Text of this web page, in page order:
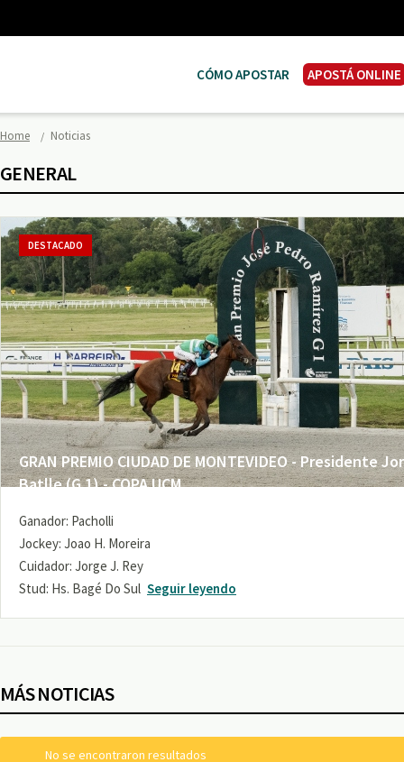
CÓMO APOSTAR APOSTÁ ONLINE
Home Noticias
GENERAL
GRAN PREMIO CIUDAD DE MONTEVIDEO - Presidente
Batlle (G 1) - COPA UCM
DESTACADO
Ganador: Pacholli
Jockey: Joao H. Moreira
Cuidador: Jorge J. Rey
Stud: Hs. Bagé Do Sul Seguir leyendo
MÁS NOTICIAS
No se encontraron resultados